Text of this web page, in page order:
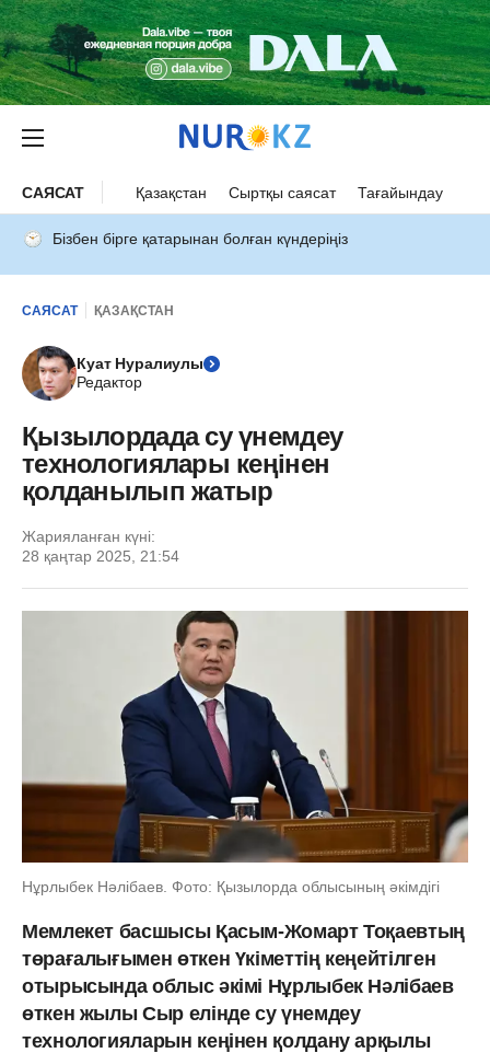
САЯСАТ Қазақстан Сыртқы саясат Тағайындау
Бізбен бірге қатарынан болған күндеріңіз
САЯСАТ ҚАЗАҚСТАН
Куат Нуралиулы
Редактор
Қызылордада су үнемдеу
технологиялары кеңінен
қолданылып жатыр
Жарияланған күні:
28 қаңтар 2025, 21:54
Нұрлыбек Нәлібаев. Фото: Қызылорда облысының әкімдігі
Мемлекет басшысы Қасым-Жомарт Тоқаевтың
төрағалығымен өткен Үкіметтің кеңейтілген
отырысында облыс әкімі Нұрлыбек Нәлібаев
өткен жылы Сыр елінде су үнемдеу
технологияларын кеңінен қолдану арқылы